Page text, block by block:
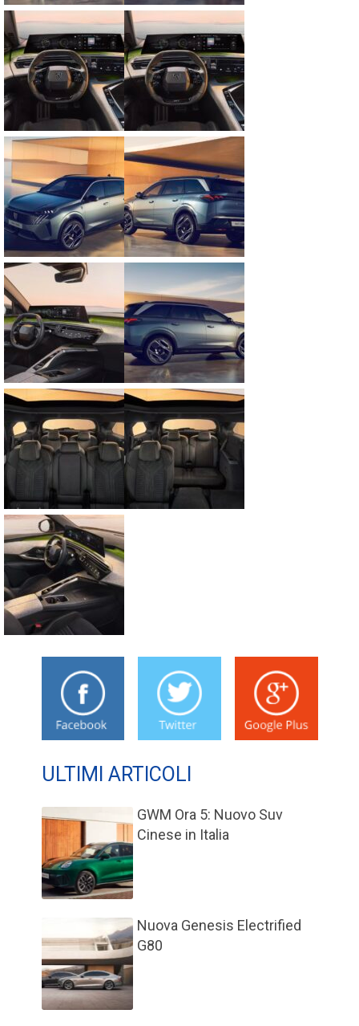
ULTIMI ARTICOLI
GWM Ora 5: Nuovo Suv
Cinese in Italia
Nuova Genesis Electrified
G80